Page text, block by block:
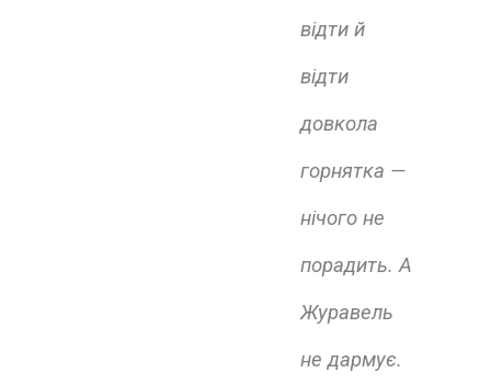
відти й
відти
довкола
горнятка —
нічого не
порадить. А
Журавель
не дармує.